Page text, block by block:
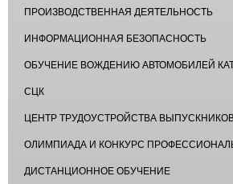
ПРОИЗВОДСТВЕННАЯ ДЕЯТЕЛЬНОСТЬ
ИНФОРМАЦИОННАЯ БЕЗОПАСНОСТЬ
ОБУЧЕНИЕ ВОЖДЕНИЮ АВТОМОБИЛЕЙ
СЦК
ЦЕНТР ТРУДОУСТРОЙСТВА
ОЛИМПИАДА И КОНКУРС
ДИСТАНЦИОННОЕ ОБУЧЕНИЕ